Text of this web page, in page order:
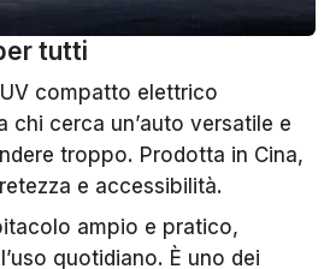
tutti
compatto elettrico
chi cerca un’auto versatile e
troppo. Prodotta in Cina,
e accessibilità.
ampio e pratico,
quotidiano. È uno dei